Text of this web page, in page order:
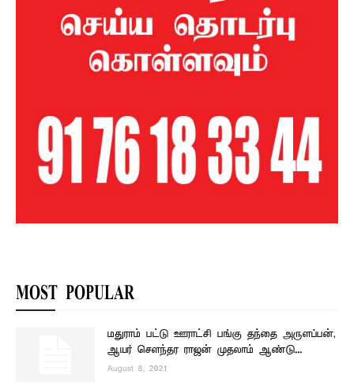
MOST POPULAR
மதுராம் பட்டு ஊராட்சி பங்கு தந்தை அருளப்பன்,
ஆயர் சௌந்தர ராஜன் முதலாம் ஆண்டு...
August 8, 2021